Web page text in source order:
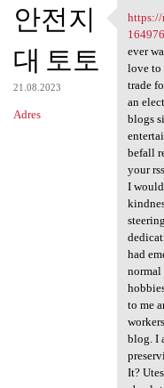
안전지
대 토토
21.08.2023
Adres
https://
ever
love to
trade
an
blogs
befall
your
I
had
normal
to me
blog. I
It?